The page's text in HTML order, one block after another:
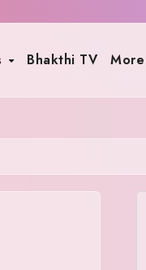
Bhakthi TV More